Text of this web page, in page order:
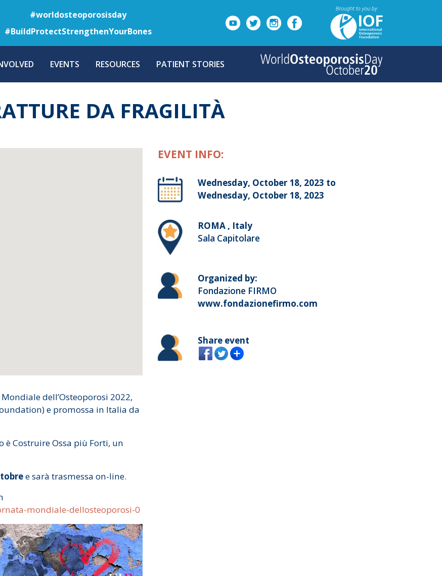
to
main
content
#worldosteoporosisday
#BuildProtectStrengthenYourBones
EVENTS RESOURCES PATIENT STORIES
DA FRAGILITÀ
dell’Osteoporosi 2022,
e promossa in Italia da
è Costruire Ossa più Forti, un
e sarà trasmessa on-line.
mondiale-dellosteoporosi-0
EVENT INFO:
Wednesday, October 18, 2023 to
Wednesday, October 18, 2023
ROMA , Italy
Sala Capitolare
Organized by:
Fondazione FIRMO
www.fondazionefirmo.com
Share event